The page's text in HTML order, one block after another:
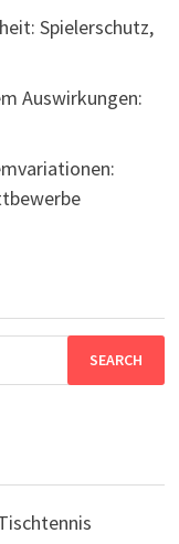
Spielerschutz,
Auswirkungen: